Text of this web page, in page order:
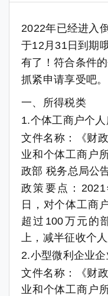
2022年已经进入
于12月31日到期
有了！符合条件
抓紧申请享受吧。
一、所得税类
1.个体工商户个
文件名称：《财
业和个体工商户
政部 税务总局公
政策要点：
日，对个体工商
超过100万元的
上，减半征收个人
2.小型微利企业
文件名称：《财
业和个体工商户